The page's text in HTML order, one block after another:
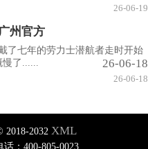
26-06-19
州官方
了七年的劳力士潜航者走时开始
了......
26-06-18
26-06-18
2018-2032 XML
：400-805-0023